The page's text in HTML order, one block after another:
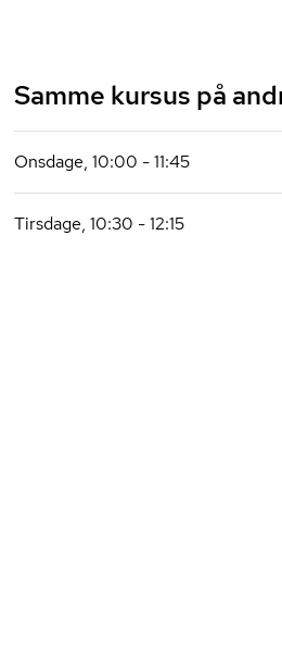
Samme kursus på
Onsdage, 10:00 - 11:45
Tirsdage, 10:30 - 12:15